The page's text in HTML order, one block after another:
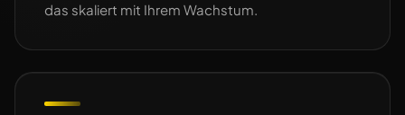
das skaliert mit Ihrem Wachstum.